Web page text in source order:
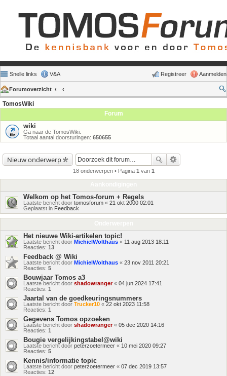
Snelle links V&A Aanmelden
Registreer
Forumoverzicht
TomosWiki
Forum
wiki
Ga naar de TomosWiki.
Totaal aantal doorsturingen: 650655
Nieuw onderwerp
18 onderwerpen • Pagina 1 van 1
Welkom op het Tomos-forum + Regels
Laatste bericht door tomosforum « 21 okt 2000 02:01
Geplaatst in Feedback
Het nieuwe Wiki-artikelen topic!
Laatste bericht door MichielWolthaus « 11 aug 2013 18:11
Reacties: 13
Feedback @ Wiki
Laatste bericht door MichielWolthaus « 23 nov 2011 20:21
Reacties: 5
Bouwjaar Tomos a3
Laatste bericht door shadowranger« 04 jun 2024 17:41
Reacties: 1
Jaartal van de goedkeuringsnummers
Laatste bericht door Trucker10 « 22 okt 2023 11:58
Reacties: 1
Gegevens Tomos opzoeken
Laatste bericht door shadowranger« 05 dec 2020 14:16
Reacties: 1
Bougie vergelijkingstabel@wiki
Laatste bericht door peterzoetermeer « 10 mei 2020 09:27
Reacties: 5
Kennis/informatie topic
Laatste bericht door peterzoetermeer « 07 dec 2019 13:57
Reacties: 12